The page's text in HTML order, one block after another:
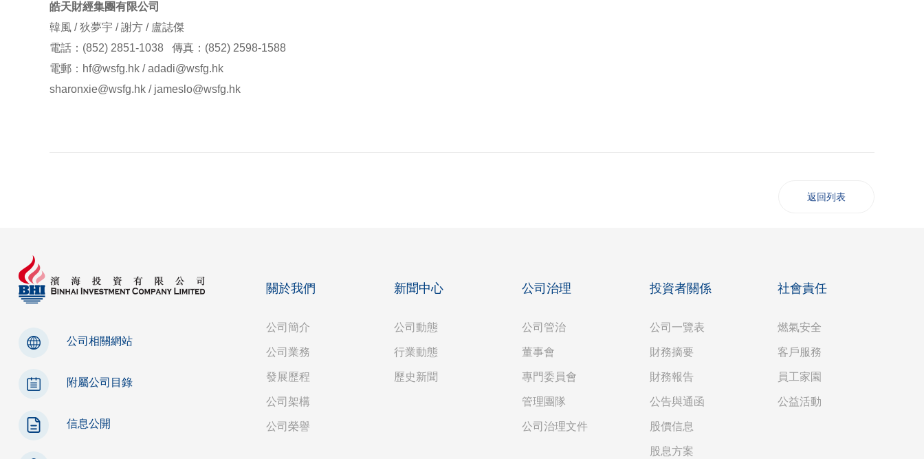
皓天財經集團有限公司
韓風 / 狄夢宇 / 謝方 / 盧誌傑
電話：(852) 2851-1038 傳真：(852) 2598-1588
電郵： hf@wsfg.hk/adadi@wsfg.hk
sharonxie@wsfg.hk/ jameslo@wsfg.hk
返回列表
關於我們
公司簡介
公司業務
發展歷程
公司架構
公司榮譽
新聞中心
公司動態
行業動態
歷史新聞
公司治理
公司管治
董事會
專門委員會
管理團隊
公司治理文件
投資者關係
公司一覽表
財務摘要
財務報告
公告與通函
股價信息
股息方案
社會責任
燃氣安全
客戶服務
員工家園
公益活動
公司相關網站
附屬公司目錄
信息公開